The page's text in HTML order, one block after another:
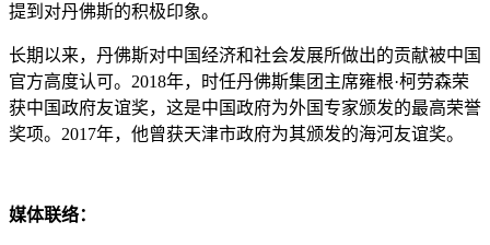
提到对丹佛斯的积极印象。
长期以来，丹佛斯对中国经济和社会发展所做出的贡献被中国
官方高度认可。2018年，时任丹佛斯集团主席雍根·柯劳森荣
获中国政府友谊奖，这是中国政府为外国专家颁发的最高荣誉
奖项。2017年，他曾获天津市政府为其颁发的海河友谊奖。
媒体联络：